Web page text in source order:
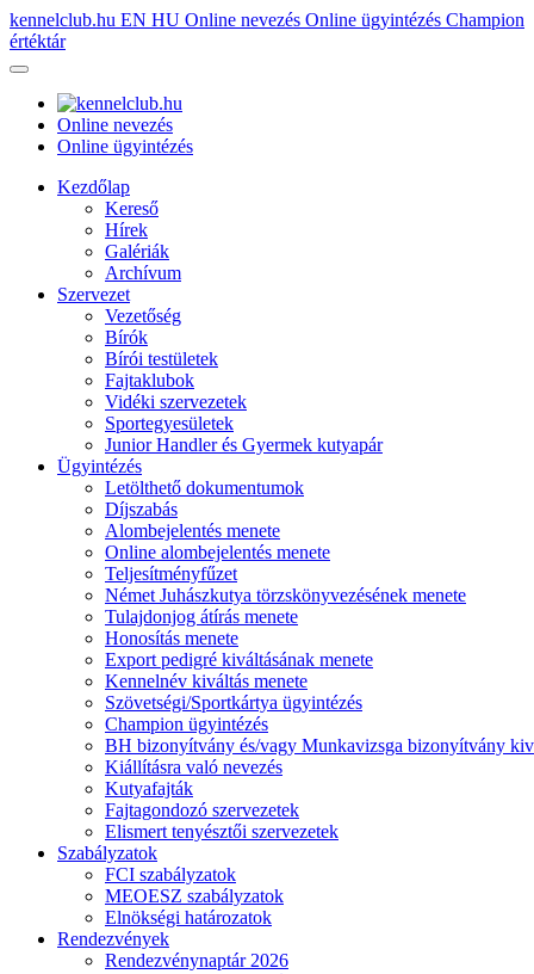
kennelclub.hu EN HU Online nevezés Online ügyintézés Champion
értéktár
Online nevezés
Online ügyintézés
Kezdőlap
Kereső
Hírek
Galériák
Archívum
Szervezet
Vezetőség
Bírók
Bírói testületek
Fajtaklubok
Vidéki szervezetek
Sportegyesületek
Junior Handler és Gyermek kutyapár
Ügyintézés
Letölthető dokumentumok
Díjszabás
Alombejelentés menete
Online alombejelentés menete
Teljesítményfűzet
Német Juhászkutya törzskönyvezésének menete
Tulajdonjog átírás menete
Honosítás menete
Export pedigré kiváltásának menete
Kennelnév kiváltás menete
Szövetségi/Sportkártya ügyintézés
Champion ügyintézés
BH bizonyítvány és/vagy Munkavizsga bizonyítvány
Kiállításra való nevezés
Kutyafajták
Fajtagondozó szervezetek
Elismert tenyésztői szervezetek
Szabályzatok
FCI szabályzatok
MEOESZ szabályzatok
Elnökségi határozatok
Rendezvények
Rendezvénynaptár 2026